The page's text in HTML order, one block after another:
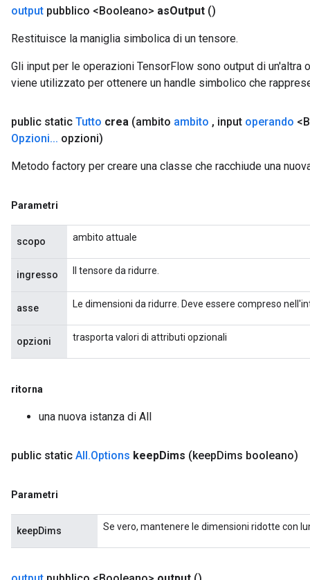
output pubblico <Booleano> asOutput ()
Restituisce la maniglia simbolica di un tensore.
Gli input per le operazioni TensorFlow sono output di un'altra
viene utilizzato per ottenere un handle simbolico che
public static Tutto crea (ambito ambito , input operando
Opzioni... opzioni)
Metodo factory per creare una classe che racchiude una
Parametri
scopo ambito attuale
ingresso Il tensore da ridurre.
asse Le dimensioni da ridurre. Deve essere compreso
opzioni trasporta valori di attributi opzionali
ritorna
una nuova istanza di All
public static All.Options keepDims (keepDims booleano)
Parametri
keepDims Se vero, mantenere le dimensioni ridotte con